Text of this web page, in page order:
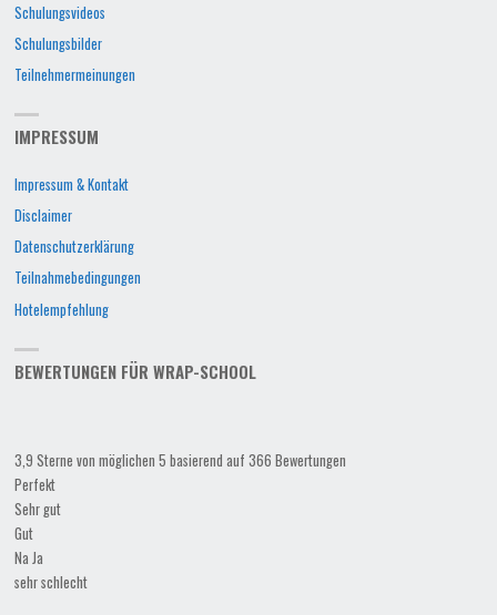
Schulungsvideos
Schulungsbilder
Teilnehmermeinungen
IMPRESSUM
Impressum & Kontakt
Disclaimer
Datenschutzerklärung
Teilnahmebedingungen
Hotelempfehlung
BEWERTUNGEN FÜR WRAP-SCHOOL
3,9 Sterne von möglichen 5 basierend auf 366 Bewertungen
Perfekt
Sehr gut
Gut
Na Ja
sehr schlecht